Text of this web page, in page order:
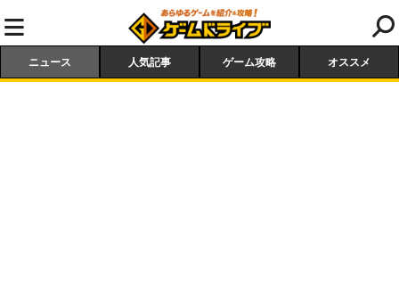
ニュース 人気記事 ゲーム攻略 オススメ